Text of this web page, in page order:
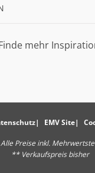
mehr
EMV Site
Preise inkl.
** Verkaufspreis bisher